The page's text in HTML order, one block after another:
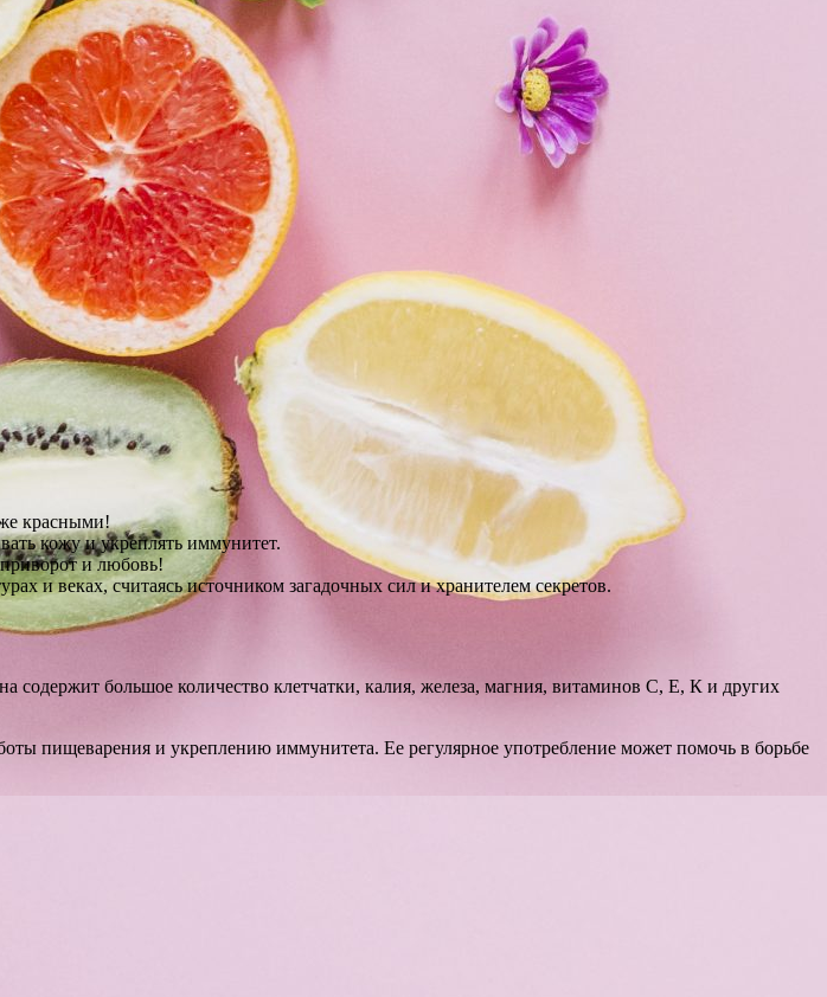
красными!
кожу и укреплять иммунитет.
и любовь!
и веках, считаясь источником загадочных сил и хранителем секретов.
большое количество клетчатки, калия, железа, магния, витаминов С, Е, К и других
пищеварения и укреплению иммунитета. Ее регулярное употребление может помочь в борьбе